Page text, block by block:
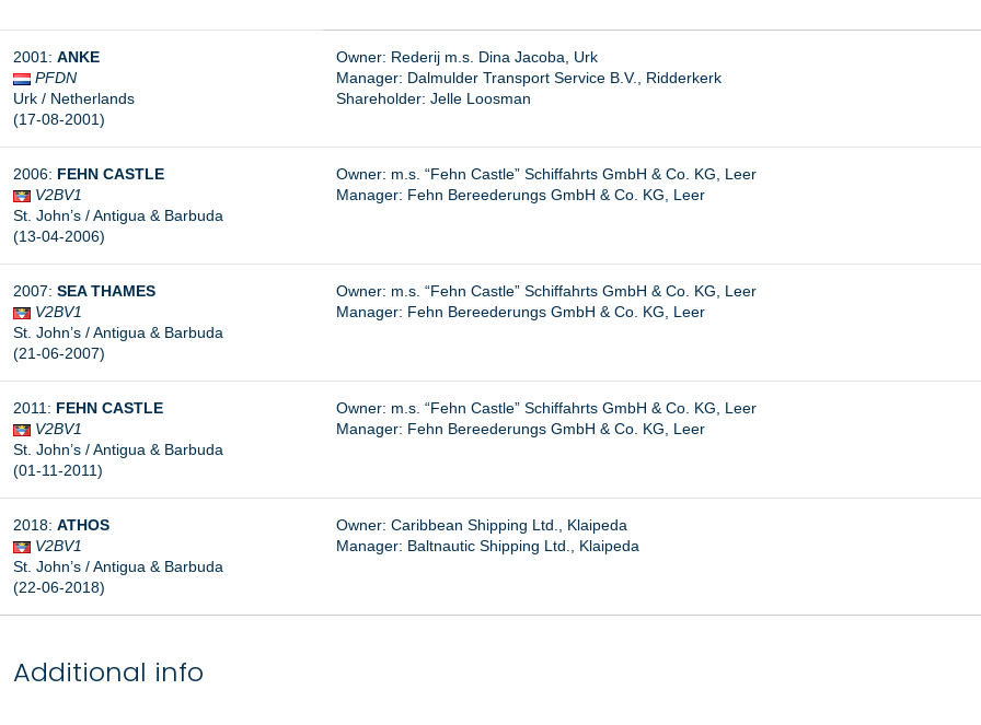
2001: ANKE
PFDN
Urk / Netherlands
(17-08-2001)
Owner: Rederij m.s. Dina Jacoba, Urk
Manager: Dalmulder Transport Service B.V., Ridderkerk
Shareholder: Jelle Loosman
2006: FEHN CASTLE
V2BV1
St. John’s / Antigua & Barbuda
(13-04-2006)
Owner: m.s. “Fehn Castle” Schiffahrts GmbH & Co. KG, Leer
Manager: Fehn Bereederungs GmbH & Co. KG, Leer
2007: SEA THAMES
V2BV1
St. John’s / Antigua & Barbuda
(21-06-2007)
Owner: m.s. “Fehn Castle” Schiffahrts GmbH & Co. KG, Leer
Manager: Fehn Bereederungs GmbH & Co. KG, Leer
2011: FEHN CASTLE
V2BV1
St. John’s / Antigua & Barbuda
(01-11-2011)
Owner: m.s. “Fehn Castle” Schiffahrts GmbH & Co. KG, Leer
Manager: Fehn Bereederungs GmbH & Co. KG, Leer
2018: ATHOS
V2BV1
St. John’s / Antigua & Barbuda
(22-06-2018)
Owner: Caribbean Shipping Ltd., Klaipeda
Manager: Baltnautic Shipping Ltd., Klaipeda
Additional info